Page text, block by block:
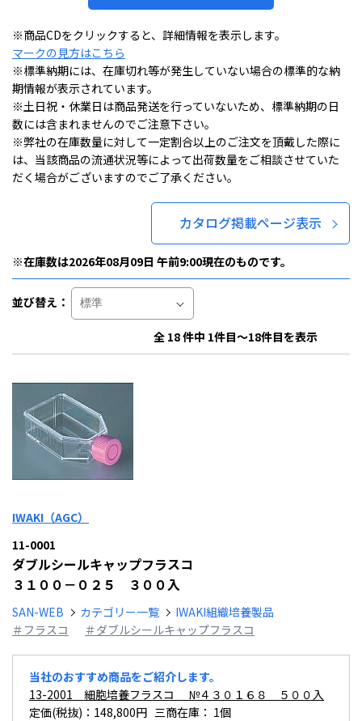
※商品CDをクリックすると、詳細情報を表示します。
マークの見方はこちら
※標準納期には、在庫切れ等が発生していない場合の標準的な納
期情報が表示されています。
※土日祝・休業日は商品発送を行っていないため、標準納期の日
数には含まれませんのでご注意下さい。
※弊社の在庫数量に対して一定割合以上のご注文を頂戴した際に
は、当該商品の流通状況等によって出荷数量をご相談させていた
だく場合がございますのでご了承ください。
カタログ掲載ページ表示
※在庫数は2026年08月09日 午前9:00現在のものです。
並び替え：
全 18 件中 1件目～18件目を表示
IWAKI（AGC）
11-0001
ダブルシールキャップフラスコ
３１００－０２５ ３００入
SAN-WEB カテゴリー一覧
IWAKI組織培養製品
＃フラスコ
＃ダブルシールキャップフラスコ
当社のおすすめ商品をご紹介します。
13-2001 細胞培養フラスコ №４３０１６８ ５００入
定価(税抜)：148,800円 三商在庫： 1個